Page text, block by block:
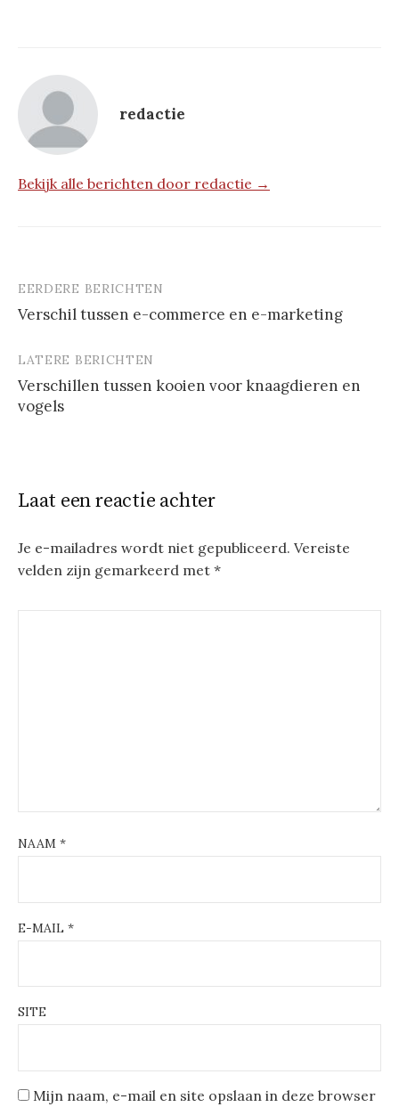
redactie
Bekijk alle berichten door redactie →
Berichtnavigatie
EERDERE BERICHTEN
Verschil tussen e-commerce en e-marketing
LATERE BERICHTEN
Verschillen tussen kooien voor knaagdieren en
vogels
Laat een reactie achter
Je e-mailadres wordt niet gepubliceerd. Vereiste
velden zijn gemarkeerd met *
NAAM *
E-MAIL *
SITE
Mijn naam, e-mail en site opslaan in deze browser